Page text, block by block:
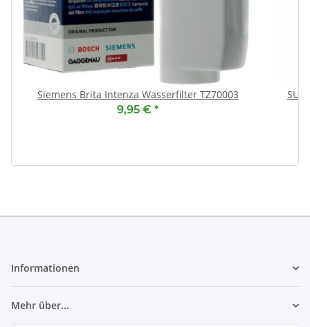
Siemens Brita Intenza Wasserfilter TZ70003
9,95 € *
Informationen
Mehr über...